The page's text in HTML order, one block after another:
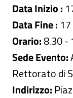
Data Inizio :
Data Fine :
Orario:8.30 -
Sede Evento:
Rettorato di
Indirizzo: